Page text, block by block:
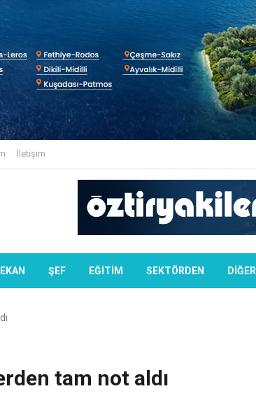
İletişim
ŞEF EĞİTİM SEKTÖRDEN DIĞER
tam not aldı